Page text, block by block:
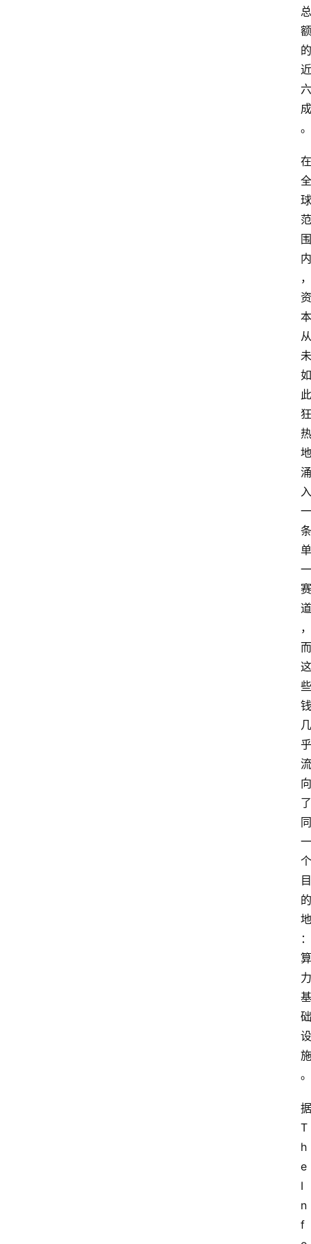
总
额
的
近
六
成
。
在
全
球
范
围
内
，
资
本
从
未
如
此
狂
热
地
涌
入
一
条
单
一
赛
道
，
而
这
些
钱
几
乎
流
向
了
同
一
个
目
的
地
：
算
力
基
础
设
施
。
据
T
h
e
I
n
f